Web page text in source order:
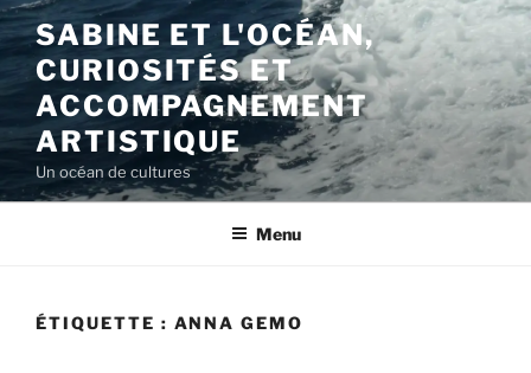
Aller
au
contenu
principal
SABINE ET L'OCÉAN,
CURIOSITÉS ET
ACCOMPAGNEMENT
ARTISTIQUE
Un océan de cultures
Menu
ÉTIQUETTE : ANNA GEMO